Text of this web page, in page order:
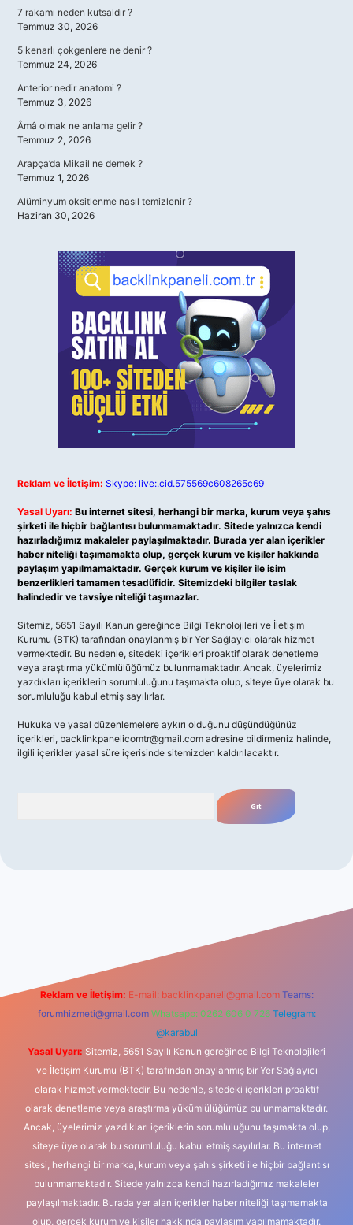
7 rakamı neden kutsaldır ?
Temmuz 30, 2026
5 kenarlı çokgenlere ne denir ?
Temmuz 24, 2026
Anterior nedir anatomi ?
Temmuz 3, 2026
Âmâ olmak ne anlama gelir ?
Temmuz 2, 2026
Arapça’da Mikail ne demek ?
Temmuz 1, 2026
Alüminyum oksitlenme nasıl temizlenir ?
Haziran 30, 2026
Reklam ve İletişim: Skype: live:.cid.575569c608265c69
Yasal Uyarı: Bu internet sitesi, herhangi bir marka, kurum veya şahıs
şirketi ile hiçbir bağlantısı bulunmamaktadır. Sitede yalnızca kendi
hazırladığımız makaleler paylaşılmaktadır. Burada yer alan içerikler
haber niteliği taşımamakta olup, gerçek kurum ve kişiler hakkında
paylaşım yapılmamaktadır. Gerçek kurum ve kişiler ile isim
benzerlikleri tamamen tesadüfidir. Sitemizdeki bilgiler taslak
halindedir ve tavsiye niteliği taşımazlar.
Sitemiz, 5651 Sayılı Kanun gereğince Bilgi Teknolojileri ve İletişim
Kurumu (BTK) tarafından onaylanmış bir Yer Sağlayıcı olarak hizmet
vermektedir. Bu nedenle, sitedeki içerikleri proaktif olarak denetleme
veya araştırma yükümlülüğümüz bulunmamaktadır. Ancak, üyelerimiz
yazdıkları içeriklerin sorumluluğunu taşımakta olup, siteye üye olarak bu
sorumluluğu kabul etmiş sayılırlar.
Hukuka ve yasal düzenlemelere aykırı olduğunu düşündüğünüz
içerikleri, backlinkpanelicomtr@gmail.com adresine bildirmeniz halinde,
ilgili içerikler yasal süre içerisinde sitemizden kaldırılacaktır.
Reklam ve İletişim: E-mail: backlinkpaneli@gmail.com Teams:
forumhizmeti@gmail.com Whatsapp: 0262 606 0 726 Telegram:
@karabul
Yasal Uyarı: Sitemiz, 5651 Sayılı Kanun gereğince Bilgi Teknolojileri
ve İletişim Kurumu (BTK) tarafından onaylanmış bir Yer Sağlayıcı
olarak hizmet vermektedir. Bu nedenle, sitedeki içerikleri proaktif
olarak denetleme veya araştırma yükümlülüğümüz bulunmamaktadır.
Ancak, üyelerimiz yazdıkları içeriklerin sorumluluğunu taşımakta olup,
siteye üye olarak bu sorumluluğu kabul etmiş sayılırlar. Bu internet
sitesi, herhangi bir marka, kurum veya şahıs şirketi ile hiçbir bağlantısı
bulunmamaktadır. Sitede yalnızca kendi hazırladığımız makaleler
paylaşılmaktadır. Burada yer alan içerikler haber niteliği taşımamakta
olup, gerçek kurum ve kişiler hakkında paylaşım yapılmamaktadır.